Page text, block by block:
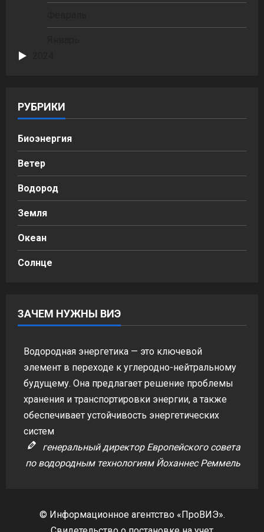
РУБРИКИ
Биоэнергия
Ветер
Водород
Земля
Океан
Солнце
ЗАЧЕМ НУЖНЫ ВИЭ
Водородная энергетика — это ключевой
элемент в переходе к углеродно-нейтральному
будущему. Она предлагает решение проблемы
хранения и транспортировки энергии, а также
обеспечивает устойчивость энергетических
систем
генеральный директор Европейского совета
по водородным технологиям Йоханнес Реммель
© Информационное агентство «ПроВИЭ».